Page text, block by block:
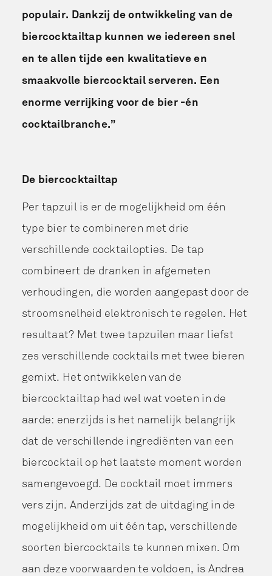
populair. Dankzij de ontwikkeling van de
biercocktailtap kunnen we iedereen snel
en te allen tijde een kwalitatieve en
smaakvolle biercocktail serveren. Een
enorme verrijking voor de bier -én
cocktailbranche.”
De biercocktailtap
Per tapzuil is er de mogelijkheid om één
type bier te combineren met drie
verschillende cocktailopties. De tap
combineert de dranken in afgemeten
verhoudingen, die worden aangepast door de
stroomsnelheid elektronisch te regelen. Het
resultaat? Met twee tapzuilen maar liefst
zes verschillende cocktails met twee bieren
gemixt. Het ontwikkelen van de
biercocktailtap had wel wat voeten in de
aarde: enerzijds is het namelijk belangrijk
dat de verschillende ingrediënten van een
biercocktail op het laatste moment worden
samengevoegd. De cocktail moet immers
vers zijn. Anderzijds zat de uitdaging in de
mogelijkheid om uit één tap, verschillende
soorten biercocktails te kunnen mixen. Om
aan deze voorwaarden te voldoen, is Andrea